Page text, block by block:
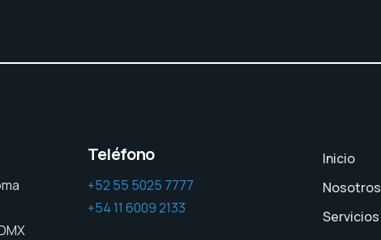
Teléfono
+52 55 5025 7777
+54 11 6009 2133
Inicio
Nosotros
Servicios